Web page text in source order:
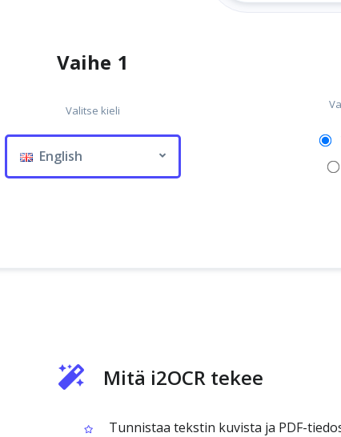
Vaihe 1
Valitse kieli
English
Mitä i2OCR tekee
Tunnistaa tekstin kuvista ja PDF-